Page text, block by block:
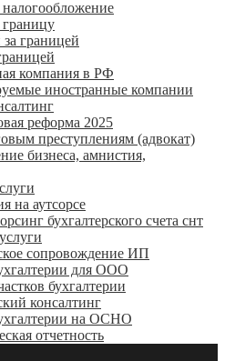
границу
границей
компания в РФ
иностранные компании
реформа 2025
преступлениям (адвокат)
бизнеса, амнистия,
на аутсорсе
бухгалтерского счета снт
сопровождение ИП
для ООО
бухгалтерии
консалтинг
на ОСНО
отчетность